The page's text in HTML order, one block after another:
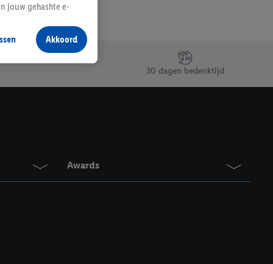
30 dagen bedenktijd
Awards
jouw gehashte e-
producten waarin je
te plaatsen
verschillende
kunnen worden
vergelijkbare
in te
Akkoord